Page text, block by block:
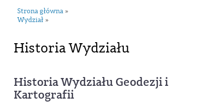
Strona główna »
Wydział »
Historia Wydziału
Historia Wydziału Geodezji i
Kartografii